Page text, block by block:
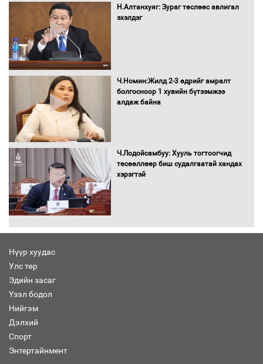
орчныг бүрдүүллээ
баримт
Н.Алтанхуяг: Зураг төслөөс авлигал
эхэлдэг
Ч.Номин:Жилд 2-3 өдрийг амралт
болгосноор 1 хувийн бүтээмжээ
алдаж байна
Ч.Лодойсамбуу: Хууль тогтоогчид
төсөөллөөр биш судалгаатай хандах
хэрэгтэй
Нүүр хуудас
Улс төр
Эдийн засаг
Үзэл бодол
Нийгэм
Дэлхий
Спорт
Энтертайнмент